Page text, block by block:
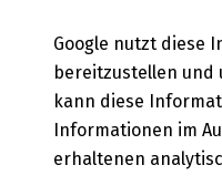
Google nutzt diese
bereitzustellen und
kann diese
Informationen im
erhaltenen